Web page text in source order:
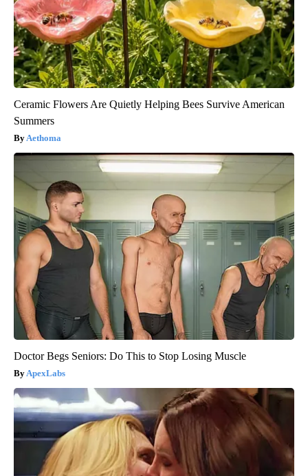
Ceramic Flowers Are Quietly Helping Bees Survive American
Summers
Aethoma
Doctor Begs Seniors: Do This to Stop Losing Muscle
ApexLabs